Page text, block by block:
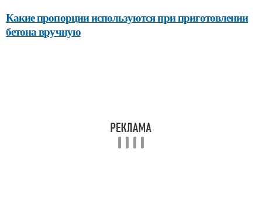
Какие пропорции используются при приготовлении
бетона вручную